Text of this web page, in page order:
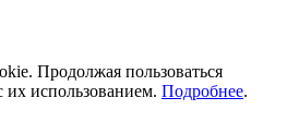
Продолжая пользоваться
их использованием. Подробнее.